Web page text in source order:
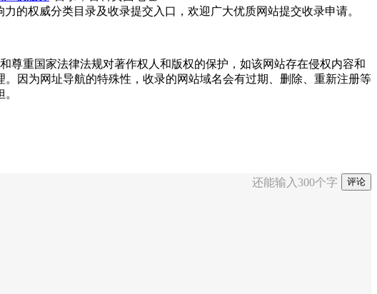
的权威分类目录及收录提交入口，欢迎广大优质网站提交收录申请。
尊重国家法律法规对著作权人和版权的保护，如该网站存在侵权内容和
因为网址导航的特殊性，收录的网站域名会有过期、删除、重新注册等
还能输入 300个字